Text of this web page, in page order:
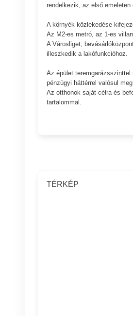
rendelkezik, az első
A környék közlekedése
Az M2-es metró, az 1-es
A Városliget,
illeszkedik a lakófunkcióhoz.
Az épület
pénzügyi háttérrel valósul
Az otthonok saját célra és
tartalommal.
TÉRKÉP